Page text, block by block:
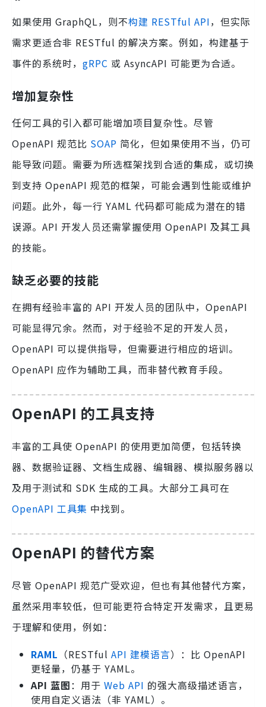
如果使用 GraphQL，则不构建 RESTful API，但实际
需求更适合非 RESTful 的解决方案。例如，构建基于
事件的系统时， gRPC 或 AsyncAPI 可能更为合适。
增加复杂性
任何工具的引入都可能增加项目复杂性。尽管
OpenAPI 规范比 SOAP 简化，但如果使用不当，仍可
能导致问题。需要为所选框架找到合适的集成，或切换
到支持 OpenAPI 规范的框架，可能会遇到性能或维护
问题。此外，每一行 YAML 代码都可能成为潜在的错
误源。API 开发人员还需掌握使用 OpenAPI 及其工具
的技能。
缺乏必要的技能
在拥有经验丰富的 API 开发人员的团队中，OpenAPI
可能显得冗余。然而，对于经验不足的开发人员，
OpenAPI 可以提供指导，但需要进行相应的培训。
OpenAPI 应作为辅助工具，而非替代教育手段。
OpenAPI 的工具支持
丰富的工具使 OpenAPI 的使用更加简便，包括转换
器、数据验证器、文档生成器、编辑器、模拟服务器以
及用于测试和 SDK 生成的工具。大部分工具可在
OpenAPI 工具集 中找到。
OpenAPI 的替代方案
尽管 OpenAPI 规范广受欢迎，但也有其他替代方案，
虽然采用率较低，但可能更符合特定开发需求，且更易
于理解和使用，例如：
RAML （RESTful API 建模语言）：比 OpenAPI
更轻量，仍基于 YAML。
API 蓝图：用于 Web API 的强大高级描述语言，
使用自定义语法（非 YAML）。